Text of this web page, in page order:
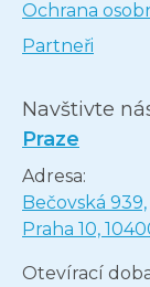
Ochrana
Partneři
Navštivte
Praze
Adresa:
Bečovská 939,
Praha 10,
Otevírací